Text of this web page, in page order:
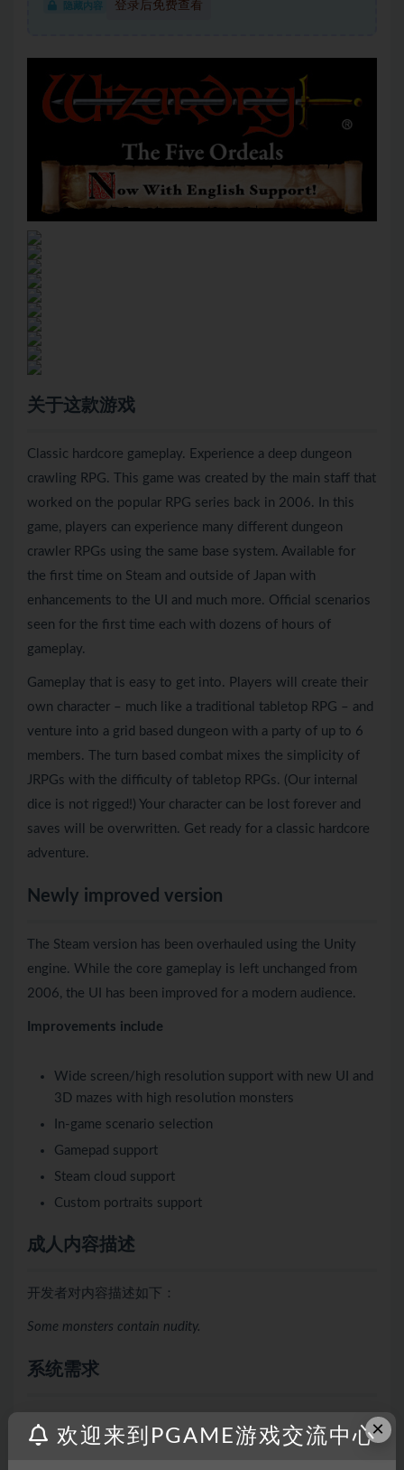
隐藏内容 登录后免费查看
关于这款游戏
Classic hardcore gameplay. Experience a deep dungeon
crawling RPG. This game was created by the main staff that
worked on the popular RPG series back in 2006. In this
game, players can experience many different dungeon
crawler RPGs using the same base system. Available for
the first time on Steam and outside of Japan with
enhancements to the UI and much more. Official scenarios
seen for the first time each with dozens of hours of
gameplay.
Gameplay that is easy to get into. Players will create their
own character – much like a traditional tabletop RPG – and
venture into a grid based dungeon with a party of up to 6
members. The turn based combat mixes the simplicity of
JRPGs with the difficulty of tabletop RPGs. (Our internal
dice is not rigged!) Your character can be lost forever and
saves will be overwritten. Get ready for a classic hardcore
adventure.
Newly improved version
The Steam version has been overhauled using the Unity
engine. While the core gameplay is left unchanged from
2006, the UI has been improved for a modern audience.
Improvements include
Wide screen/high resolution support with new UI and
3D mazes with high resolution monsters
In-game scenario selection
Gamepad support
Steam cloud support
Custom portraits support
成人内容描述
开发者对内容描述如下：
Some monsters contain nudity.
系统需求
最低配置: ×
欢迎来到PGAME游戏交流中心